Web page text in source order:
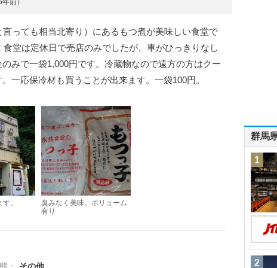
っても相当北寄り）にあるもつ煮が美味しい食堂で
堂は定休日で売店のみでしたが、車がひっきりなし
みで一袋1,000円です。冷蔵物なので遠方の方はクー
一応保冷材も買うことが出来ます。一袋100円。
。
臭みなく美味。ボリューム
有り
： その他
群馬
1
2